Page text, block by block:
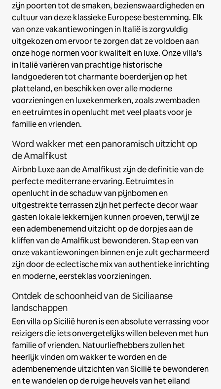
zijn poorten tot de smaken, bezienswaardigheden en
cultuur van deze klassieke Europese bestemming. Elk
van onze vakantiewoningen in Italië is zorgvuldig
uitgekozen om ervoor te zorgen dat ze voldoen aan
onze hoge normen voor kwaliteit en luxe. Onze villa's
in Italië variëren van prachtige historische
landgoederen tot charmante boerderijen op het
platteland, en beschikken over alle moderne
voorzieningen en luxekenmerken, zoals zwembaden
en eetruimtes in openlucht met veel plaats voor je
familie en vrienden.
Word wakker met een panoramisch uitzicht op
de Amalfikust
Airbnb Luxe aan de Amalfikust zijn de definitie van de
perfecte mediterrane ervaring. Eetruimtes in
openlucht in de schaduw van pijnbomen en
uitgestrekte terrassen zijn het perfecte decor waar
gasten lokale lekkernijen kunnen proeven, terwijl ze
een adembenemend uitzicht op de dorpjes aan de
kliffen van de Amalfikust bewonderen. Stap een van
onze vakantiewoningen binnen en je zult gecharmeerd
zijn door de eclectische mix van authentieke inrichting
en moderne, eersteklas voorzieningen.
Ontdek de schoonheid van de Siciliaanse
landschappen
Een villa op Sicilië huren is een absolute verrassing voor
reizigers die iets onvergetelijks willen beleven met hun
familie of vrienden. Natuurliefhebbers zullen het
heerlijk vinden om wakker te worden en de
adembenemende uitzichten van Sicilië te bewonderen
en te wandelen op de ruige heuvels van het eiland